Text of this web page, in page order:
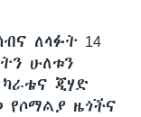
ለላፉት 14
ሁለቱን
ጂሃድ
የሶማልያ ዜጎችና